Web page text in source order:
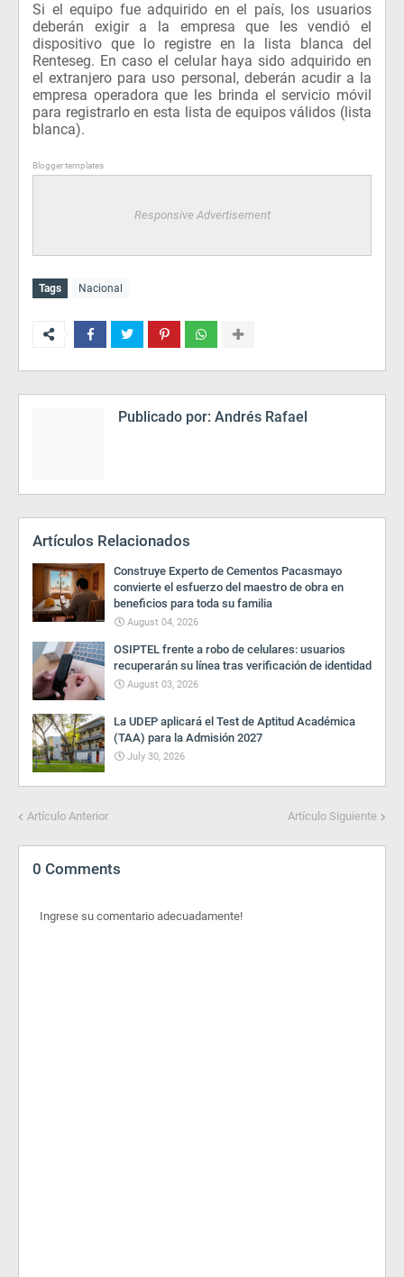
Si el equipo fue adquirido en el país, los usuarios
deberán exigir a la empresa que les vendió el
dispositivo que lo registre en la lista blanca del
Renteseg. En caso el celular haya sido adquirido en
el extranjero para uso personal, deberán acudir a la
empresa operadora que les brinda el servicio móvil
para registrarlo en esta lista de equipos válidos (lista
blanca).
Blogger templates
Responsive Advertisement
Tags Nacional
Publicado por: Andrés Rafael
Artículos Relacionados
Construye Experto de Cementos Pacasmayo
convierte el esfuerzo del maestro de obra en
beneficios para toda su familia
August 04, 2026
OSIPTEL frente a robo de celulares: usuarios
recuperarán su línea tras verificación de identidad
August 03, 2026
La UDEP aplicará el Test de Aptitud Académica
(TAA) para la Admisión 2027
July 30, 2026
Artículo Anterior Artículo Siguiente
0 Comments
Ingrese su comentario adecuadamente!